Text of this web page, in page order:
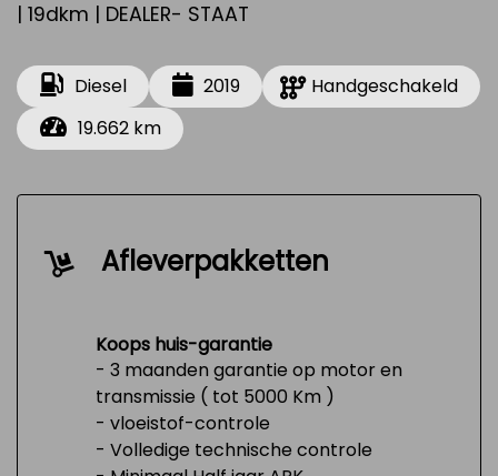
| 19dkm | DEALER- STAAT
Diesel 2019
Handgeschakeld
19.662 km
Afleverpakketten
Koops huis-garantie
- 3 maanden garantie op motor en
transmissie ( tot 5000 Km )
- vloeistof-controle
- Volledige technische controle